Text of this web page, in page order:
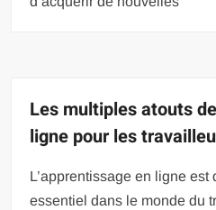
Les multiples atouts
ligne pour les
L’apprentissage en ligne
essentiel dans le monde du